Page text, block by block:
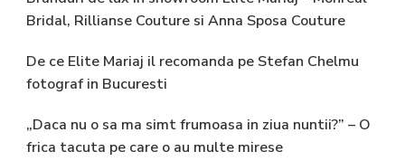
Bridal, Rillianse Couture si Anna Sposa Couture
De ce Elite Mariaj il recomanda pe Stefan Chelmu
fotograf in Bucuresti
„Daca nu o sa ma simt frumoasa in ziua nuntii?” – O
frica tacuta pe care o au multe mirese